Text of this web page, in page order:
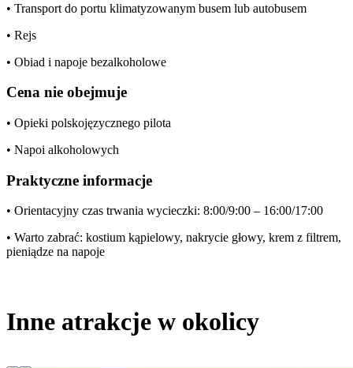
• Transport do portu klimatyzowanym busem lub autobusem
• Rejs
• Obiad i napoje bezalkoholowe
Cena nie obejmuje
• Opieki polskojęzycznego pilota
• Napoi alkoholowych
Praktyczne informacje
• Orientacyjny czas trwania wycieczki: 8:00/9:00 – 16:00/17:00
• Warto zabrać: kostium kąpielowy, nakrycie głowy, krem z filtrem,
pieniądze na napoje
Inne atrakcje w okolicy